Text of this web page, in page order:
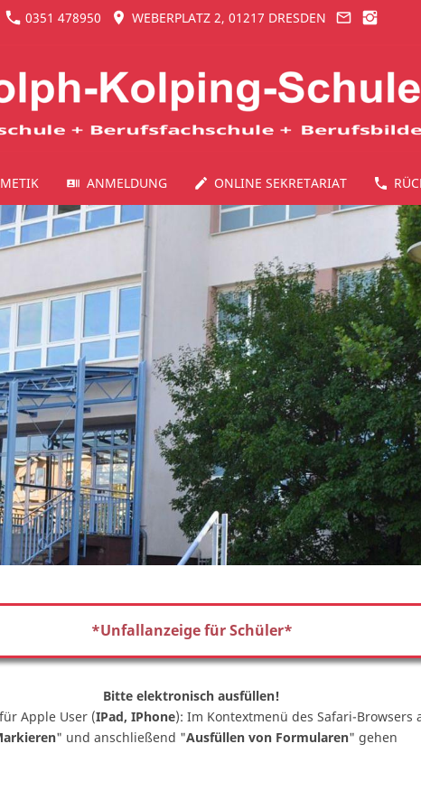
0351 478950 WEBERPLATZ 2, 01217 DRESDEN
ANMELDUNG ONLINE SEKRETARIAT
*Unfallanzeige für Schüler*
Bitte elektronisch ausfüllen!
Apple User (IPad, IPhone): Im Kontextmenü des Safari-Browsers
" und anschließend "Ausfüllen von Formularen" gehen